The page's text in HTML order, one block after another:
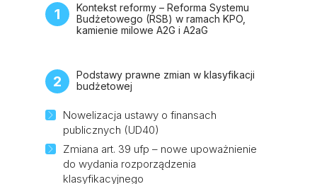
1
Kontekst reformy – Reforma Systemu
Budżetowego (RSB) w ramach KPO,
kamienie milowe A2G i A2aG
2
Podstawy prawne zmian w klasyfikacji
budżetowej
Nowelizacja ustawy o finansach
publicznych (UD40)
Zmiana art. 39 ufp – nowe upoważnienie
do wydania rozporządzenia
klasyfikacyjnego